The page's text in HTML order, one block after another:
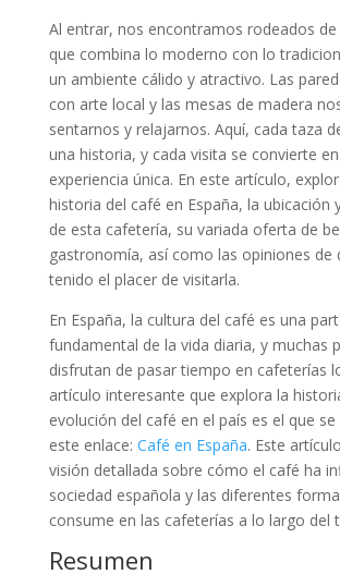
Al entrar, nos encontramos rodeados de
que combina lo moderno con lo
un ambiente cálido y atractivo. Las
con arte local y las mesas de madera
sentarnos y relajarnos. Aquí, cada taza
una historia, y cada visita se convierte
experiencia única. En este artículo,
historia del café en España, la ubicación
de esta cafetería, su variada oferta de
gastronomía, así como las opiniones de
tenido el placer de visitarla.
En España, la cultura del café es una
fundamental de la vida diaria, y muchas
disfrutan de pasar tiempo en cafeterías
artículo interesante que explora la
evolución del café en el país es el que
este enlace: Café en España. Este
visión detallada sobre cómo el café ha
sociedad española y las diferentes
consume en las cafeterías a lo largo del
Resumen